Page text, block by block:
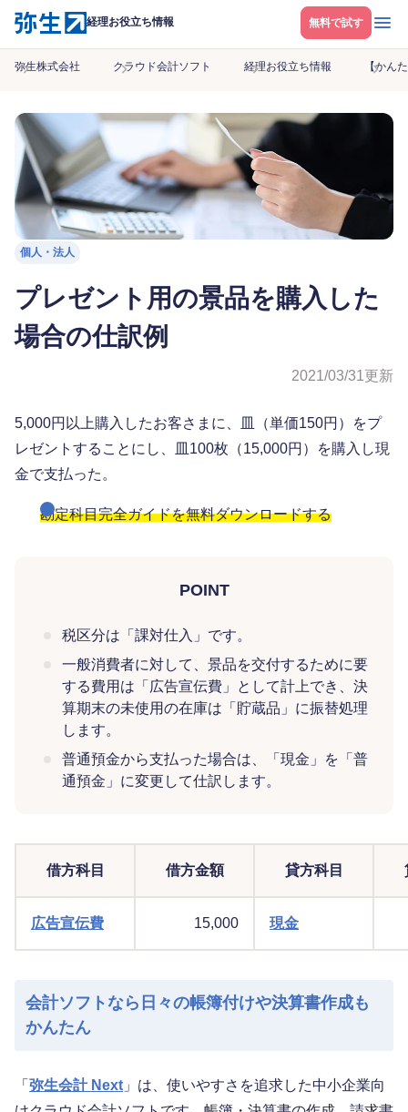
経理お役立ち情報 無料で試す メニ
弥生株式会社 クラウド会計ソフト 経理お役立ち情報 【かん
個人・法人
プレゼント用の景品を購入した
場合の仕訳例
2021/03/31更新
5,000円以上購入したお客さまに、皿（単価150円）をプ
レゼントすることにし、皿100枚（15,000円）を購入し現
金で支払った。
勘定科目完全ガイドを無料ダウンロードする
POINT
税区分は「課対仕入」です。
一般消費者に対して、景品を交付するために要
する費用は「広告宣伝費」として計上でき、決
算期末の未使用の在庫は「貯蔵品」に振替処理
します。
普通預金から支払った場合は、「現金」を「普
通預金」に変更して仕訳します。
借方科目 借方金額 貸方科目
広告宣伝費 15,000 現金
会計ソフトなら日々の帳簿付けや決算書作成も
かんたん
「 弥生会計 Next 」は、使いやすさを追求した中小企業向